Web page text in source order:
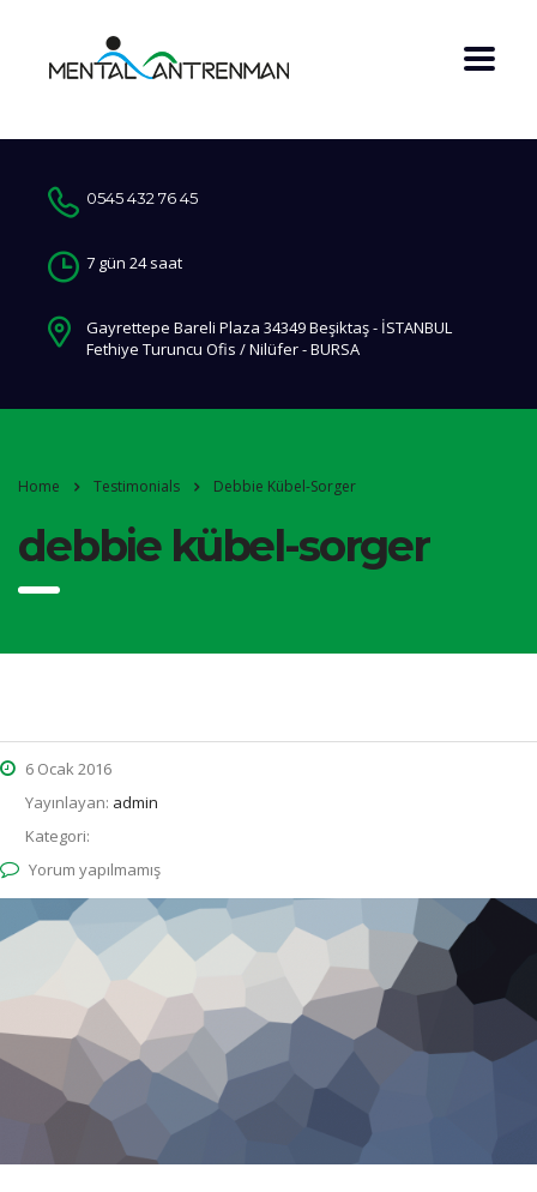
0545 432 76 45
7 gün 24 saat
Gayrettepe Bareli Plaza 34349 Beşiktaş - İSTANBUL
Fethiye Turuncu Ofis / Nilüfer - BURSA
Home Testimonials Debbie Kübel-Sorger
debbie kübel-sorger
6 Ocak 2016
Yayınlayan: admin
Kategori:
Yorum yapılmamış